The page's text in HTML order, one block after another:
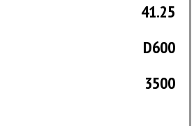
41.25
D600
3500